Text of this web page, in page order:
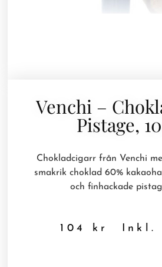
Venchi –
Pistage,
Chokladcigarr från Venchi
smakrik choklad 60%
och finhackade
104 kr Inkl.